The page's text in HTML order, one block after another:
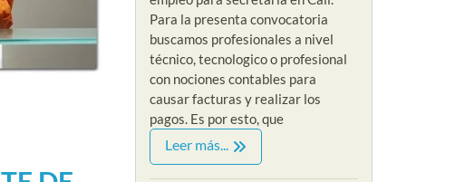
Para la presenta convocatoria
buscamos profesionales a nivel
técnico, tecnologico o profesional
con nociones contables para
causar facturas y realizar los
pagos. Es por esto, que
Leer más...
VACANTES NIVEL ADMINISTRATIVO
PARA
EMPLEOS SIN EXPERIENCIA
VACANTES NIVEL ADMINISTRATIVO